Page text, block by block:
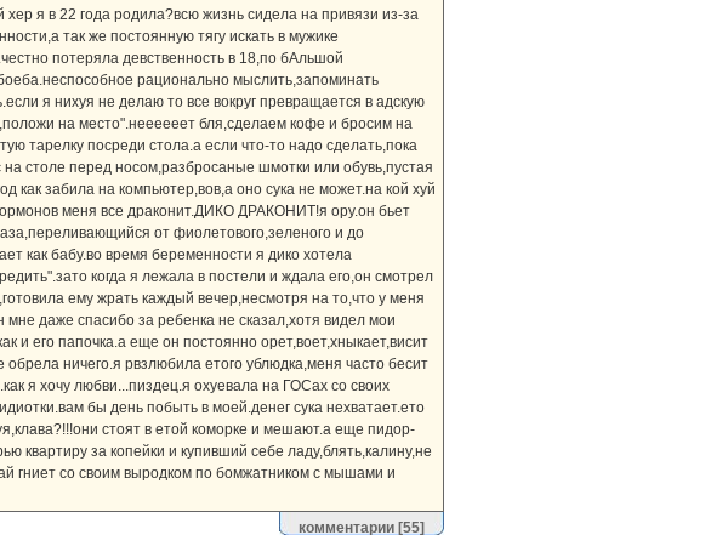
я в 22 года родила?всю жизнь сидела на привязи из-за
так же постоянную тягу искать в мужике
потеряла девственность в 18,по бАльшой
рационально мыслить,запоминать
я нихуя не делаю то все вокруг превращается в адскую
на место".неееееет бля,сделаем кофе и бросим на
тарелку посреди стола.а если что-то надо сделать,пока
столе перед носом,разбросаные шмотки или обувь,пустая
как забила на компьютер,вов,а оно сука не может.на кой хуй
меня все драконит.ДИКО ДРАКОНИТ!я ору.он бьет
от фиолетового,зеленого и до
как бабу.во время беременности я дико хотела
когда я лежала в постели и ждала его,он смотрел
ему жрать каждый вечер,несмотря на то,что у меня
даже спасибо за ребенка не сказал,хотя видел мои
и его папочка.а еще он постоянно орет,воет,хныкает,висит
ничего.я рвзлюбила етого ублюдка,меня часто бесит
я хочу любви...пиздец.я охуевала на ГОСах со своих
бы день побыть в моей.денег сука нехватает.ето
стоят в етой коморке и мешают.а еще пидор-
за копейки и купивший себе ладу,блять,калину,не
гниет со своим выродком по бомжатником с мышами и
комментарии [55]